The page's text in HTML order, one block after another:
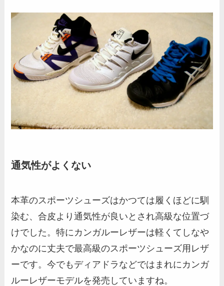
通気性がよくない
本革のスポーツシューズはかつては履くほどに馴
染む、合皮より通気性が良いとされ高級な位置づ
けでした。特にカンガルーレザーは軽くてしなや
かなのに丈夫で最高級のスポーツシューズ用レザ
ーです。今でもディアドラなどではまれにカンガ
ルーレザーモデルを発売していますね。